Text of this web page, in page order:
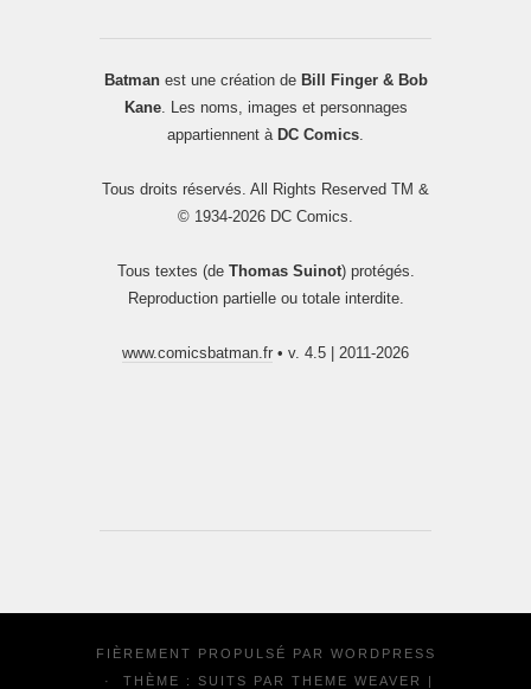
Batmanest une création de Bill Finger & Bob
Kane. Les noms, images et personnages
appartiennent à DC Comics.
Tous droits réservés. All Rights Reserved TM &
© 1934-2026 DC Comics.
Tous textes (de Thomas Suinot) protégés.
Reproduction partielle ou totale interdite.
www.comicsbatman.fr • v. 4.5 | 2011-2026
FIÈREMENT PROPULSÉ PAR WORDPRESS
·
THÈME : SUITS PAR THEME WEAVER |